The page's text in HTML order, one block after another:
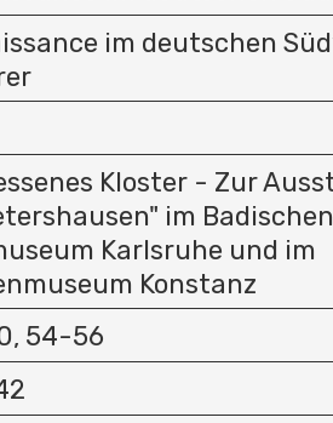
im deutschen
Kloster - Zur
im Badischen
Karlsruhe und im
Konstanz
54-56